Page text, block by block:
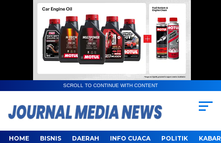
SCROLL TO CONTINUE WITH CONTENT
HOME BISNIS DAERAH INFO CUACA POLITIK